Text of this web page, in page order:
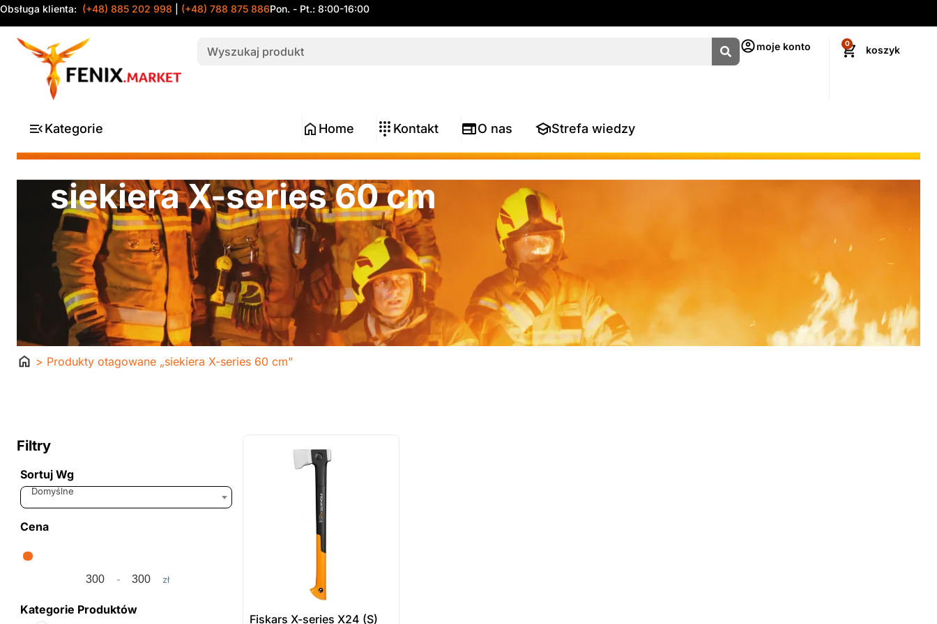
Obsługa klienta: (+48) 885 202 998 (+48) 788 875 886Pon. - Pt.: 8:00-16:00
moje konto 0
Kategorie Home Kontakt O nas Strefa wiedzy
siekiera X-series 60 cm
Strona> Produkty otagowane „siekiera X-series 60 cm”
Filtry
Sortuj Wg
Sort Products
Domyślne
Cena
Minimum Price
- Maximum Price
zł
Kategorie Produktów
Fiskars X-series X24 (S)